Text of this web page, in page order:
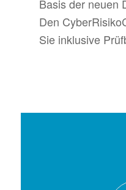
Basis der neuen
Den
Sie inklusive